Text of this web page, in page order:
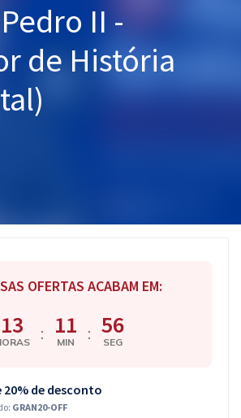
II -
de História
OFERTAS ACABAM EM:
13 : 11
MIN : 55
SEG
20% de desconto
GRAN20-OFF